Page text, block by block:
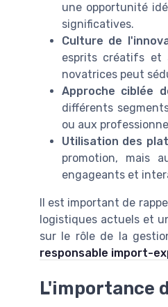
une opportunité
significatives.
Culture de
esprits créatifs et
novatrices peut
Approche ciblée
différents
ou aux
Utilisation des
promotion, mais
engageants et
Il est important de
logistiques actuels et
sur le rôle de la
responsable import-
L'importance